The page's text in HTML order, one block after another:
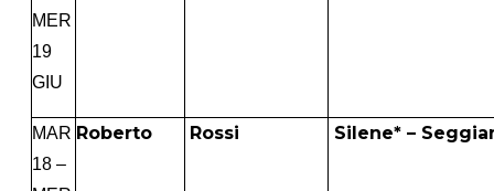
MER
19
GIU
MAR
18 –
Roberto Rossi Silene* –